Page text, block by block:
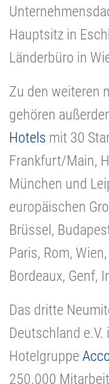
Hauptsitz in
Länderbüro in
Zu den weiteren
gehören
Hotels mit 30
Frankfurt/Main,
München und
europäischen
Brüssel,
Paris, Rom,
Bordeaux, Genf,
Das dritte
Deutschland
Hotelgruppe
250.000